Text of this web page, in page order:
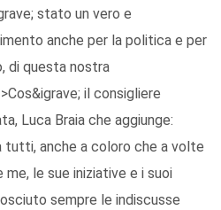
stato un vero e
anche per la politica e per
di questa nostra
il consigliere
Luca Braia che aggiunge:
tutti, anche a coloro che a volte
me, le sue iniziative e i suoi
sempre le indiscusse